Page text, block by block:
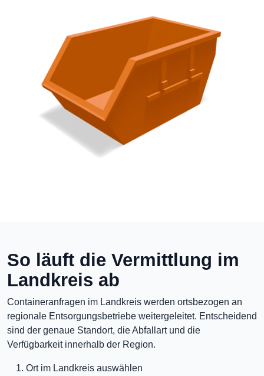
So läuft die Vermittlung im
Landkreis ab
Containeranfragen im Landkreis werden ortsbezogen an
regionale Entsorgungsbetriebe weitergeleitet. Entscheidend
sind der genaue Standort, die Abfallart und die
Verfügbarkeit innerhalb der Region.
Ort im Landkreis auswählen